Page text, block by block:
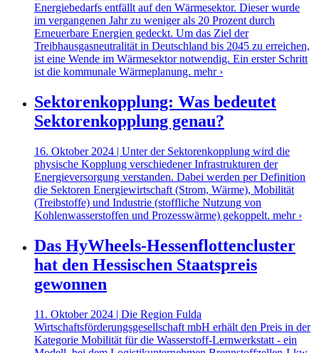
Energiebedarfs entfällt auf den Wärmesektor. Dieser wurde
im vergangenen Jahr zu weniger als 20 Prozent durch
Erneuerbare Energien gedeckt. Um das Ziel der
Treibhausgasneutralität in Deutschland bis 2045 zu erreichen,
ist eine Wende im Wärmesektor notwendig. Ein erster Schritt
ist die kommunale Wärmeplanung. mehr ›
Sektorenkopplung: Was bedeutet
Sektorenkopplung genau?
16. Oktober 2024 | Unter der Sektorenkopplung wird die
physische Kopplung verschiedener Infrastrukturen der
Energieversorgung verstanden. Dabei werden per Definition
die Sektoren Energiewirtschaft (Strom, Wärme), Mobilität
(Treibstoffe) und Industrie (stoffliche Nutzung von
Kohlenwasserstoffen und Prozesswärme) gekoppelt. mehr ›
Das HyWheels-Hessenflottencluster
hat den Hessischen Staatspreis
gewonnen
11. Oktober 2024 | Die Region Fulda
Wirtschaftsförderungsgesellschaft mbH erhält den Preis in der
Kategorie Mobilität für die Wasserstoff-Lernwerkstatt - ein